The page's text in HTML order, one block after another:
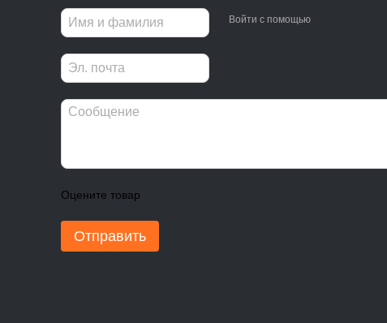
Войти с помощью
Оцените товар
Отправить